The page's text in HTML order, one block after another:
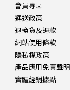
會員專區
運送政策
退換貨及退款
網站使用條款
隱私權政策
產品應用免責聲明
實體經銷據點